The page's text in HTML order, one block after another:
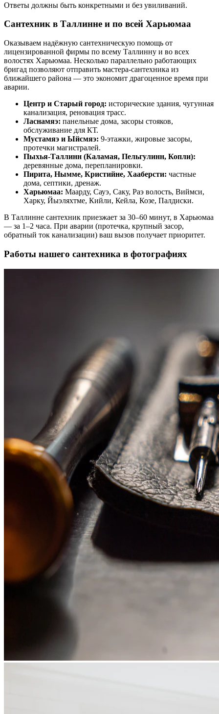
Ответы должны быть конкретными и без увиливаний.
Сантехник в Таллинне и по всей Харьюмаа
Оказываем надёжную сантехническую помощь от
лицензированной фирмы по всему Таллинну и во всех
волостях Харьюмаа. Несколько параллельно работающих
бригад позволяют отправить мастера-сантехника из
ближайшего района — это экономит драгоценное время при
аварии.
Центр и Старый город: исторические здания, чугунная
канализация, реновация трасс.
Ласнамяэ: панельные дома, засоры стояков,
обслуживание для КТ.
Мустамяэ и Ыйсмяэ: 9-этажки, жировые засоры,
протечки магистралей.
Пыхья-Таллинн (Каламая, Пельгулинн, Копли):
деревянные дома, перепланировки.
Пирита, Нымме, Кристийне, Хааберсти: частные
дома, септики, дренаж.
Харьюмаа: Маарду, Сауэ, Саку, Раэ волость, Виймси,
Харку, Йыэляхтме, Кийли, Кейла, Козе, Палдиски.
В Таллинне сантехник приезжает за 30–60 минут, в Харьюмаа
— за 1–2 часа. При аварии (протечка, крупный засор,
обратный ток канализации) ваш вызов получает приоритет.
Работы нашего сантехника в фотографиях